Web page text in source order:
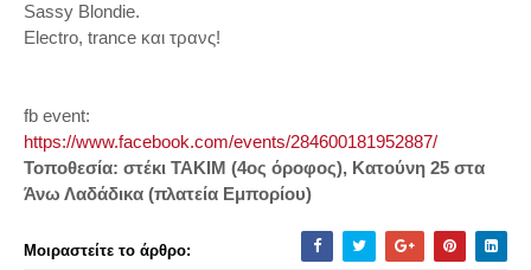
Sassy Blondie.
Electro, trance και τρανς!
fb event:
https://www.facebook.com/events/284600181952887/
Τοποθεσία: στέκι ΤΑΚΙΜ (4ος όροφος), Κατούνη 25 στα
Άνω Λαδάδικα (πλατεία Εμπορίου)
Μοιραστείτε το άρθρο: